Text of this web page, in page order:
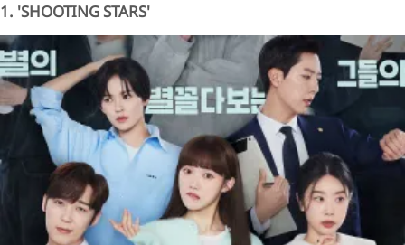
1. 'SHOOTING STARS'